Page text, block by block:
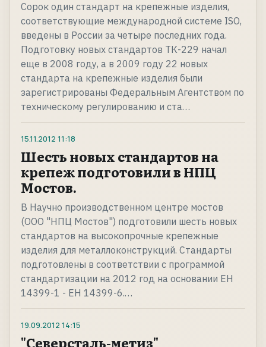
Сорок один стандарт на крепежные изделия,
соответствующие международной системе ISO,
введены в России за четыре последних года.
Подготовку новых стандартов ТК-229 начал
еще в 2008 году, а в 2009 году 22 новых
стандарта на крепежные изделия были
зарегистрированы Федеральным Агентством по
техническому регулированию и ста…
15.11.2012 11:18
Шесть новых стандартов на
крепеж подготовили в НПЦ
Мостов.
В Научно производственном центре мостов
(ООО "НПЦ Мостов") подготовили шесть новых
стандартов на высокопрочные крепежные
изделия для металлоконструкций. Стандарты
подготовлены в соответствии с программой
стандартизации на 2012 год на основании ЕН
14399-1 - ЕН 14399-6.…
19.09.2012 14:15
"Северсталь-метиз"